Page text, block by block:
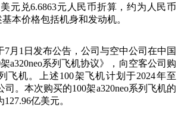
元兑6.6863元人民币折算，约为人民币
本价格包括机身和发动机。
7月1日发布公告，公司与空中公司在中国
a320neo系列飞机协议》，向空客公司购
飞机。上述100架飞机计划于2024年至
司。本次购买的100架a320neo系列飞机的
亿美元。